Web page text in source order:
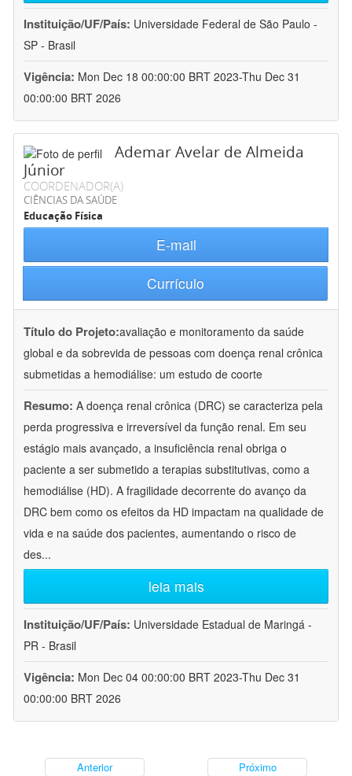
Instituição/UF/País: Universidade Federal de São Paulo -
SP - Brasil
Vigência: Mon Dec 18 00:00:00 BRT 2023-Thu Dec 31
00:00:00 BRT 2026
Ademar Avelar de Almeida
Júnior
COORDENADOR(A)
CIÊNCIAS DA SAÚDE
Educação Física
E-mail
Currículo
Título do Projeto:avaliação e monitoramento da saúde
global e da sobrevida de pessoas com doença renal crônica
submetidas a hemodiálise: um estudo de coorte
Resumo: A doença renal crônica (DRC) se caracteriza pela
perda progressiva e irreversível da função renal. Em seu
estágio mais avançado, a insuficiência renal obriga o
paciente a ser submetido a terapias substitutivas, como a
hemodiálise (HD). A fragilidade decorrente do avanço da
DRC bem como os efeitos da HD impactam na qualidade de
vida e na saúde dos pacientes, aumentando o risco de
des...
leia mais
Instituição/UF/País: Universidade Estadual de Maringá -
PR - Brasil
Vigência: Mon Dec 04 00:00:00 BRT 2023-Thu Dec 31
00:00:00 BRT 2026
Anterior Próximo